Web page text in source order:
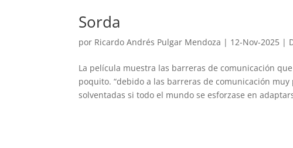
Sorda
por Ricardo Andrés Pulgar Mendoza | 12-Nov-2025 |
La película muestra las barreras de comunicación
poquito. “debido a las barreras de comunicación
solventadas si todo el mundo se esforzase en